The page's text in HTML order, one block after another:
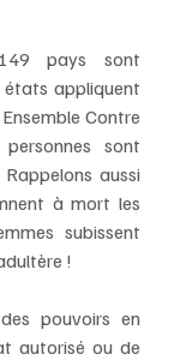
pays sont
appliquent
Contre
sont
aussi
à mort les
subissent
!
pouvoirs en
autorisé ou de